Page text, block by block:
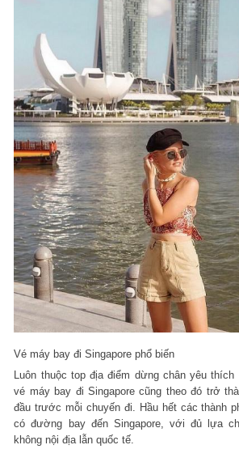
Vé máy bay đi Singapore phổ biến
Luôn thuộc top địa điểm dừng chân yêu
vé máy bay đi Singapore cũng theo đó trở
đầu trước mỗi chuyến đi. Hầu hết các thành
có đường bay đến Singapore, với đủ lựa
không nội địa lẫn quốc tế.